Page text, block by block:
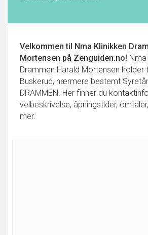
Velkommen til Nma Klinikken
Mortensen på Zenguiden.no! Nma
Drammen Harald Mortensen holder
Buskerud, nærmere bestemt
DRAMMEN. Her finner du
veibeskrivelse, åpningstider,
mer.